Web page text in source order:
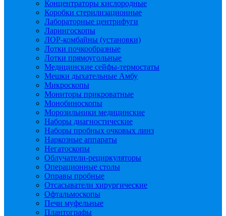
Концентраторы кислородные
Коробки стерилизационные
Лабораторные центрифуги
Ларингоскопы
ЛОР-комбайны (установки)
Лотки почкообразные
Лотки прямоугольные
Медицинские сейфы-термостаты
Мешки дыхательные Амбу
Микроскопы
Мониторы прикроватные
Монобиноскопы
Морозильники медицинские
Наборы диагностические
Наборы пробных очковых линз
Наркозные аппараты
Негатоскопы
Облучатели-рециркуляторы
Операционные столы
Оправы пробные
Отсасыватели хирургические
Офтальмоскопы
Печи муфельные
Плантографы